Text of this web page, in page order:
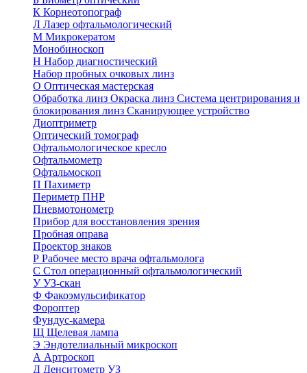
К Корнеотопограф
Л Лазер офтальмологический
М Микрокератом
Монобиноскоп
Н Набор диагностический
Набор пробных очковых линз
О Оптическая мастерская
Обработка линз Окраска линз Система центрирования и
блокирования линз Сканирующее устройство
Диоптриметр
Оптический томограф
Офтальмологическое кресло
Офтальмометр
Офтальмоскоп
П Пахиметр
Периметр ПНР
Пневмотонометр
Прибор для восстановления зрения
Пробная оправа
Проектор знаков
Р Рабочее место врача офтальмолога
С Стол операционный офтальмологический
УУЗ-скан
Ф Факоэмульсификатор
Фороптер
Фундус-камера
Щ Щелевая лампа
Э Эндотелиальный микроскоп
А Артроскоп
Д Денситометр УЗ